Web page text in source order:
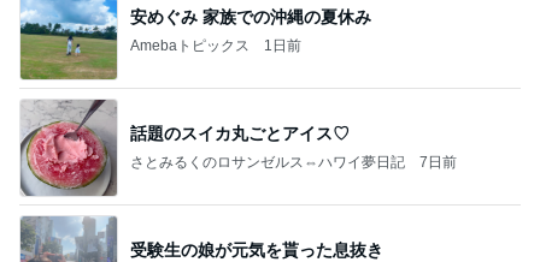
安めぐみ 家族での沖縄の夏休み
Amebaトピックス 1日前
話題のスイカ丸ごとアイス♡
さとみるくのロサンゼルス⇔ハワイ夢日記 7日前
受験生の娘が元気を貰った息抜き